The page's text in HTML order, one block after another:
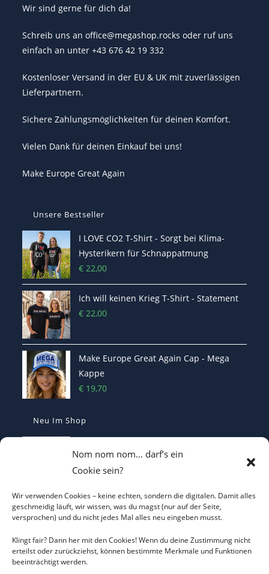
Nom nom nom… darf’s ein
Cookie sein?
Wir verwenden Cookies – keine echten, sondern die digitalen. Damit alles
geschmeidig läuft, wir wissen, was du magst (nur auf der Seite,
versprochen) und du nicht jedes Mal alles neu eingeben musst.
Klingt fair? Dann her mit den Cookies! Wenn du deine Zustimmung nicht
erteilst oder zurückziehst, können bestimmte Merkmale und Funktionen
beeinträchtigt werden.
Wir sind gerne für dich da!
Schreib uns an office@megashop.rocks oder ruf uns
einfach an unter +43 676 42 19 332
Kostenloser Versand in der EU & UK mit zuverlässigen
Lieferpartnern.
Sichere Zahlungsmöglichkeiten für deinen Komfort.
Vielen Dank für deinen Einkauf bei uns!
Make Europe Great Again
Unsere Bestseller
I LOVE CO2 T-Shirt - Sorgt bei Klima-
Hysterikern für Schnappatmung
€ 22,00
Ich will keinen Krieg T-Shirt - Statement
€ 22,00
Make Europe Great Again Cap - Mega
Kappe
€ 19,70
Neu Im Shop
Bestickte Statement-Kappe
€29,90
Make Belgium Great Again Pet - Bestickte
Cap
Make Greece Great Again καπέλο -